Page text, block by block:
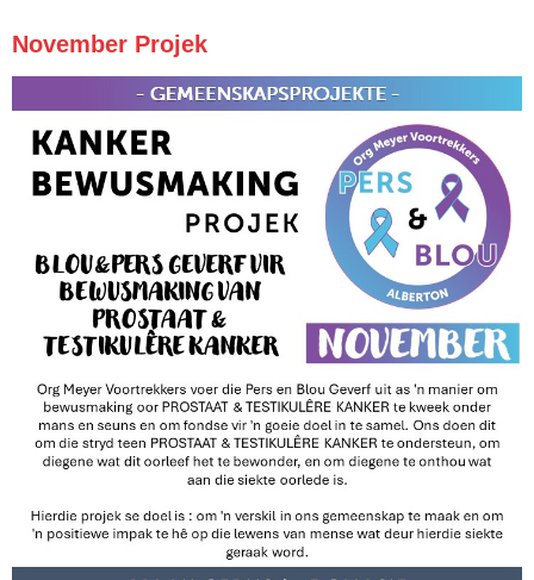
November Projek